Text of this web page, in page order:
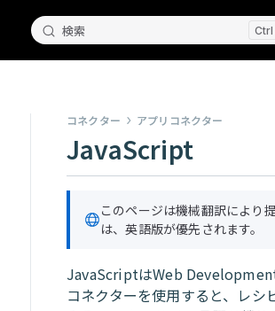
検索
コネクター アプリコネクター
JavaScript
このページは機械翻訳により
は、英語版が優先されます。
JavaScriptはWeb
コネクターを使用すると、レ